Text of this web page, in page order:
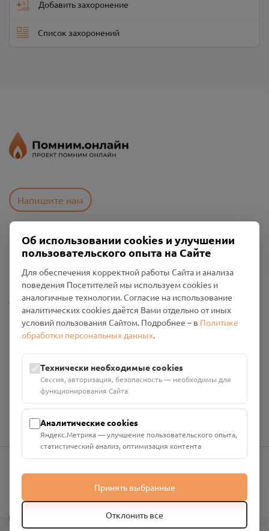
Добавить захоронение
Список захоронений
Напишите нам
Пользовательское соглашение
Политика конфиденциальности
Промо-материалы
Настройки cookies
Общество с ограниченной ответственностью «Смоленский
Проект Помним»
ИНН: 6700029207 ОГРН: 1256700001986
Юридический адрес: 216790, Смоленская область, р-н
Руднянский, г. Рудня, улица Западная, д. 26А, пом. 18
Номер счёта: 40702810901130004287 в АО "АЛЬФА-БАНК"
Кор. счёт: 30101810200000000593
Об использовании cookies и улучшении
пользовательского опыта на Сайте
Для обеспечения корректной работы Сайта и анализа
поведения Посетителей мы используем cookies и
аналогичные технологии. Согласие на использование
аналитических cookies даётся Вами отдельно от иных
условий пользования Сайтом. Подробнее – в Политике
обработки персональных данных.
Технически необходимые cookies
Сессия, авторизация, безопасность — необходимы для
функционирования Сайта
Аналитические cookies
Яндекс.Метрика — улучшение пользовательского опыта,
статистический анализ, оптимизация контента
Принять выбранные
Отклонить все